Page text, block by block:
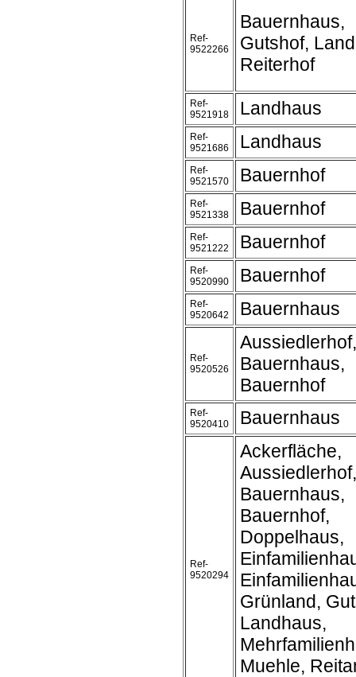
Ref-
9522266
Bauernhaus,
Gutshof,
Reiterhof
Ref-
9521918
Landhaus
Ref-
9521686
Landhaus
Ref-
9521570
Bauernhof
Ref-
9521338
Bauernhof
Ref-
9521222
Bauernhof
Ref-
9520990
Bauernhof
Ref-
9520642
Bauernhaus
Ref-
9520526
Aussiedlerhof,
Bauernhaus,
Bauernhof
Ref-
9520410
Bauernhaus
Ref-
9520294
Ackerfläche,
Aussiedlerhof,
Bauernhaus,
Bauernhof,
Doppelhaus,
Grünland,
Landhaus,
Muehle,